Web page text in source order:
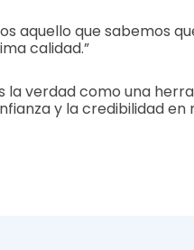
aquello que sabemos
calidad.”
la verdad como una
y la credibilidad en